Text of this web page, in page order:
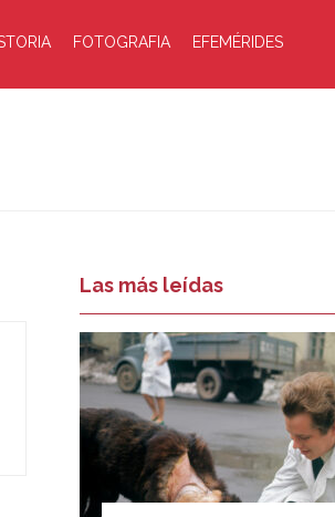
FOTOGRAFIA EFEMÉRIDES
Las más leídas